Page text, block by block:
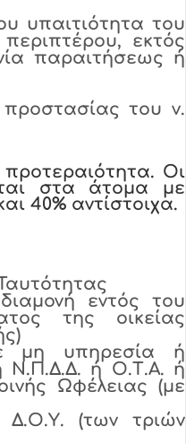
υπαιτιότητα του
εκτός
παραιτήσεως ή
του ν.
Οι
στα άτομα με
40% αντίστοιχα.
εντός του
της οικείας
μη υπηρεσία ή
Ν.Π.Δ.Δ. ή Ο.Τ.Α. ή
Ωφέλειας (με
Δ.Ο.Υ. (των τριών